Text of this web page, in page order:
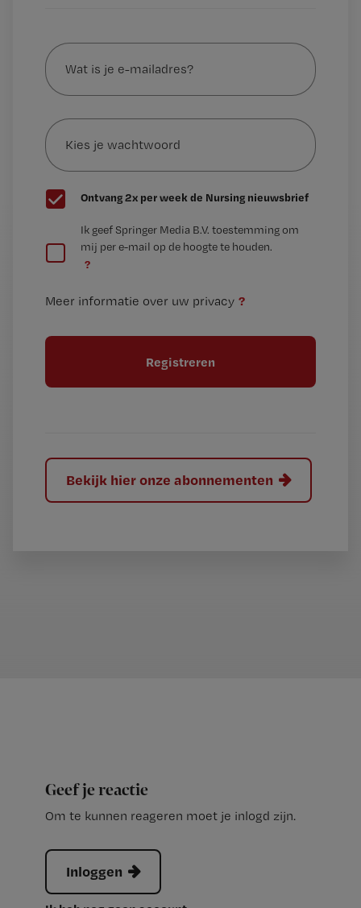
Wat
is
je
mailadres?
Kies
je
wachtwoord
G
e
t
Ontvang 2x per week de Nursing nieuwsbrief
e
t
l
Ik geef Springer Media B.V. toestemming om
mij per e-mail op de hoogte te houden.
?
Meer informatie over uw privacy ?
Bekijk hier onze abonnementen
Geef je reactie
Om te kunnen reageren moet je inlogd zijn.
Inloggen